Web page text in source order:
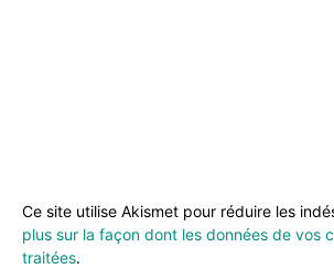
Ce site utilise Akismet pour réduire les
plus sur la façon dont les données de vos
traitées.